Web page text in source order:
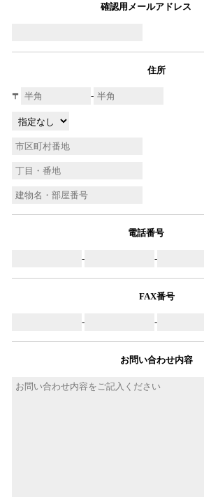
確認用メールアドレス
住所
〒 -
電話番号
- -
FAX番号
- -
お問い合わせ内容